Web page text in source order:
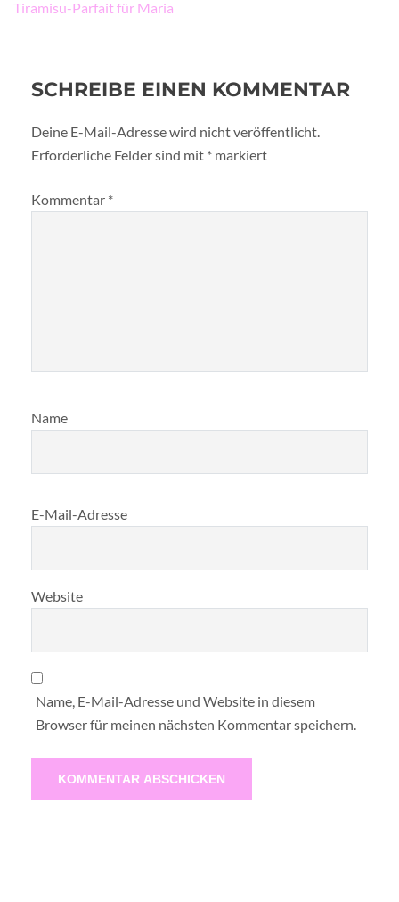
Beitragsnavigation
Tiramisu-Parfait für Maria
SCHREIBE EINEN KOMMENTAR
Deine E-Mail-Adresse wird nicht veröffentlicht.
Erforderliche Felder sind mit * markiert
Kommentar *
Name
E-Mail-Adresse
Website
Name, E-Mail-Adresse und Website in diesem
Browser für meinen nächsten Kommentar speichern.